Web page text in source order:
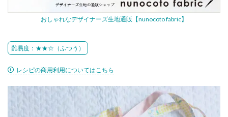
おしゃれなデザイナーズ生地通販【nunocoto fabric】
難易度：★★☆（ふつう）
レシピの商用利用についてはこちら